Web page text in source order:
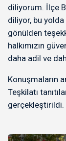
diliyorum. İlçe
diliyor, bu
gönülden
halkımızın
daha adil ve
Konuşmaların
Teşkilatı
gerçekleştirildi.